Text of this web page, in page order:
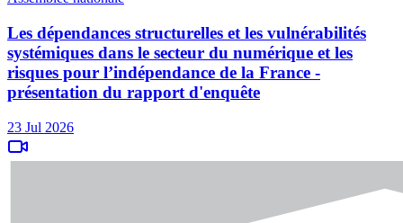
Les dépendances structurelles et les vulnérabilités
systémiques dans le secteur du numérique et les
risques pour l’indépendance de la France -
présentation du rapport d'enquête
23 Jul 2026